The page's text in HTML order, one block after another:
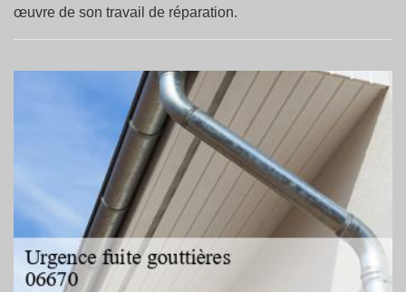
œuvre de son travail de réparation.